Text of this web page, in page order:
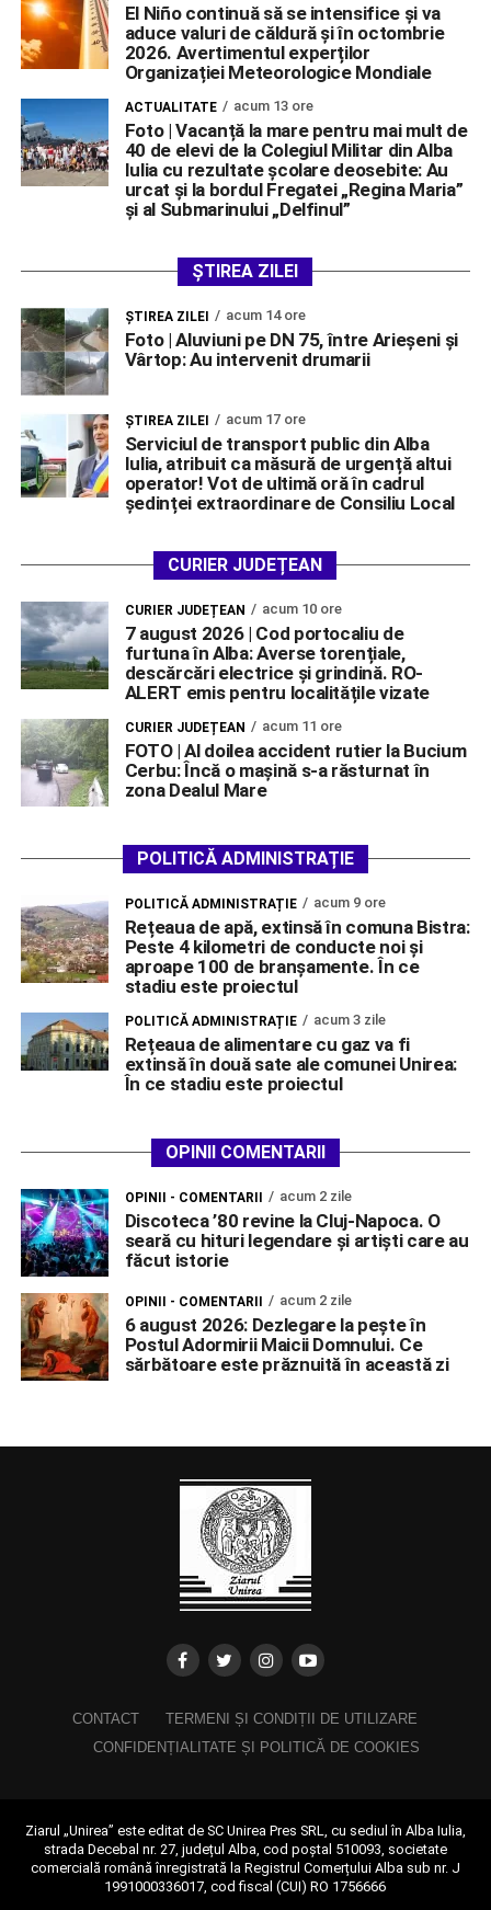
El Niño continuă să se intensifice și va
aduce valuri de căldură și în octombrie
2026. Avertimentul experților
Organizației Meteorologice Mondiale
ACTUALITATE acum 13 ore
Foto | Vacanță la mare pentru mai mult de
40 de elevi de la Colegiul Militar din Alba
Iulia cu rezultate școlare deosebite: Au
urcat și la bordul Fregatei „Regina Maria”
și al Submarinului „Delfinul”
ȘTIREA ZILEI
ŞTIREA ZILEI acum 14 ore
Foto | Aluviuni pe DN 75, între Arieșeni și
Vârtop: Au intervenit drumarii
ŞTIREA ZILEI acum 17 ore
Serviciul de transport public din Alba
Iulia, atribuit ca măsură de urgență altui
operator! Vot de ultimă oră în cadrul
ședinței extraordinare de Consiliu Local
CURIER JUDEȚEAN
CURIER JUDEȚEAN acum 10 ore
7 august 2026 | Cod portocaliu de
furtuna în Alba: Averse torențiale,
descărcări electrice și grindină. RO-
ALERT emis pentru localitățile vizate
CURIER JUDEȚEAN acum 11 ore
FOTO | Al doilea accident rutier la Bucium
Cerbu: Încă o mașină s-a răsturnat în
zona Dealul Mare
POLITICĂ ADMINISTRAȚIE
POLITICĂ ADMINISTRAȚIE acum 9 ore
Rețeaua de apă, extinsă în comuna Bistra:
Peste 4 kilometri de conducte noi și
aproape 100 de branșamente. În ce
stadiu este proiectul
POLITICĂ ADMINISTRAȚIE acum 3 zile
Rețeaua de alimentare cu gaz va fi
extinsă în două sate ale comunei Unirea:
În ce stadiu este proiectul
OPINII COMENTARII
OPINII - COMENTARII acum 2 zile
Discoteca ’80 revine la Cluj-Napoca. O
seară cu hituri legendare și artiști care au
făcut istorie
OPINII - COMENTARII acum 2 zile
6 august 2026: Dezlegare la pește în
Postul Adormirii Maicii Domnului. Ce
sărbătoare este prăznuită în această zi
CONTACT
TERMENI ȘI CONDIȚII DE UTILIZARE
CONFIDENȚIALITATE ȘI POLITICĂ DE COOKIES
Ziarul „Unirea” este editat de SC Unirea Pres SRL, cu sediul în Alba Iulia,
strada Decebal nr. 27, județul Alba, cod poștal 510093, societate
comercială română înregistrată la Registrul Comerțului Alba sub nr. J
1991000336017, cod fiscal (CUI) RO 1756666